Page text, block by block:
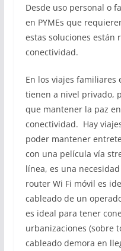
Desde uso personal o
en PYMEs que
estas soluciones están
conectividad.
En los viajes familiares
tienen a nivel privado,
que mantener la paz
conectividad. Hay
poder mantener
con una película vía
línea, es una
router Wi Fi móvil es
cableado de un
es ideal para tener
urbanizaciones (sobre
cableado demora en